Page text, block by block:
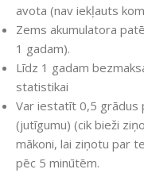
avota (nav iekļauts
Zems akumulatora
1 gadam).
Līdz 1 gadam
statistikai
Var iestatīt 0,5 grādus
(jutīgumu) (cik bieži
mākoni, lai ziņotu par
pēc 5 minūtēm.